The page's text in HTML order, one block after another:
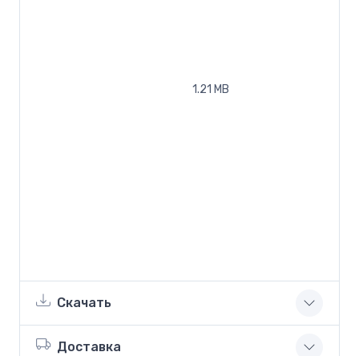
1.21 MB
Скачать
Доставка